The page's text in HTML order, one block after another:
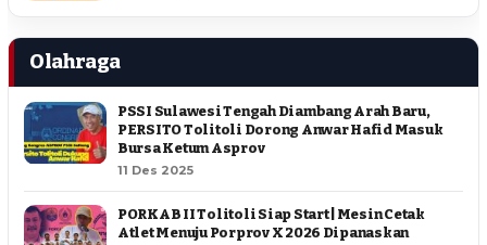
Olahraga
PSSI Sulawesi Tengah Diambang Arah Baru,
PERSITO Tolitoli Dorong Anwar Hafid Masuk
Bursa Ketum Asprov
11 Des 2025
PORKAB II Tolitoli Siap Start | Mesin Cetak
Atlet Menuju Porprov X 2026 Dipanaskan